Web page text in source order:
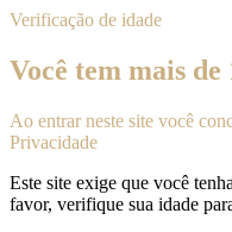
Verificação de idade
Você tem mais de
Ao entrar neste site você
Privacidade
Este site exige que você
favor, verifique sua idade